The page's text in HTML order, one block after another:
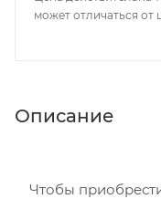
может отличаться от
Описание
Чтобы